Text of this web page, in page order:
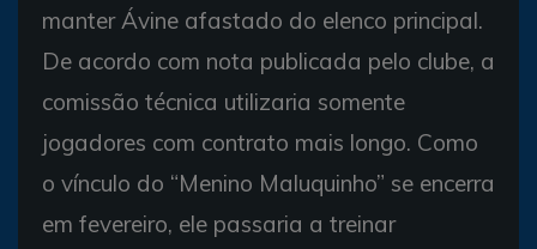
manter Ávine afastado do elenco principal.
De acordo com nota publicada pelo clube, a
comissão técnica utilizaria somente
jogadores com contrato mais longo. Como
o vínculo do “Menino Maluquinho” se encerra
em fevereiro, ele passaria a treinar